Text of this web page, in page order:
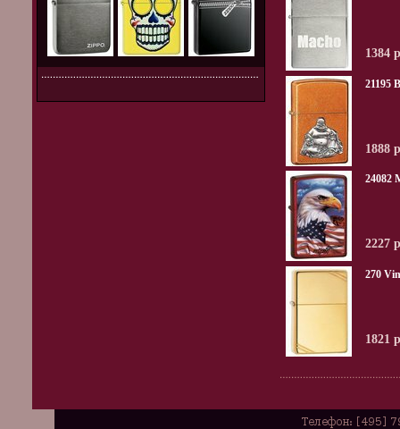
1384
21195
1888
24082
2227
270
1821